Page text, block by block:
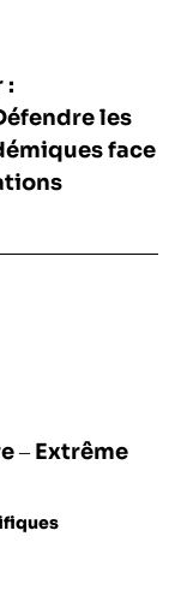
:
les
face
– Extrême